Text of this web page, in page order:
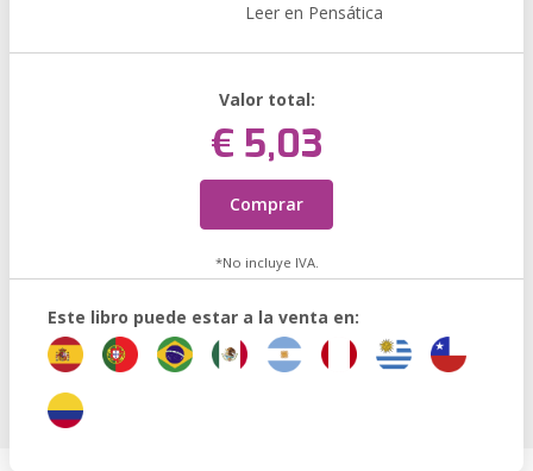
Leer en Pensática
Valor total:
€ 5,03
Comprar
*No incluye IVA.
Este libro puede estar a la venta en: